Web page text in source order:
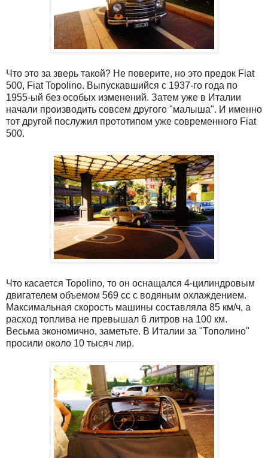
Что это за зверь такой? Не поверите, но это предок Fiat
500, Fiat Topolino. Выпускавшийся с 1937-го года по
1955-ый без особых изменений. Затем уже в Италии
начали производить совсем другого "малыша". И именно
тот другой послужил прототипом уже современного Fiat
500.
Что касается Topolino, то он оснащался 4-цилиндровым
двигателем объемом 569 сс с водяным охлаждением.
Максимальная скорость машины составляла 85 км/ч, а
расход топлива не превышал 6 литров на 100 км.
Весьма экономично, заметьте. В Италии за "Тополино"
просили около 10 тысяч лир.